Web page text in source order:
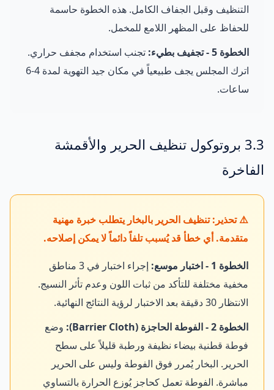
التنظيف وقبل الجفاف الكامل. هذه الخطوة حاسمة
للحفاظ على المظهر اللامع للمخمل.
الخطوة 5 - تجفيف بطيء:
تجنب استخدام مجفف حراري.
اترك المجلس يجف طبيعياً في مكان جيد التهوية لمدة 4-6
ساعات.
3.3 بروتوكول تنظيف الحرير والأقمشة
الفاخرة
⚠️ تحذير: تنظيف الحرير بالبخار يتطلب خبرة مهنية
متقدمة. أي خطأ قد يُسبب تلفاً دائماً لا يمكن إصلاحه.
الخطوة 1 - اختبار موسع:
إجراء اختبار في 3 مناطق
مخفية مختلفة للتأكد من ثبات اللون وعدم تأثر النسيج.
الانتظار 30 دقيقة بعد الاختبار لرؤية النتائج النهائية.
الخطوة 2 - الفوطة الحاجزة (Barrier Cloth):
وضع
فوطة قطنية بيضاء نظيفة ورطبة قليلاً على سطح
الحرير. البخار يُمرر فوق الفوطة وليس على الحرير
مباشرة. الفوطة تعمل كحاجز يُوزع الحرارة بالتساوي